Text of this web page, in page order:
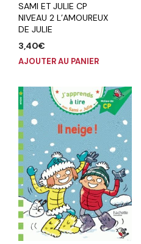
SAMI ET JULIE CP
NIVEAU 2 L’AMOUREUX
DE JULIE
3,40€
AJOUTER AU PANIER